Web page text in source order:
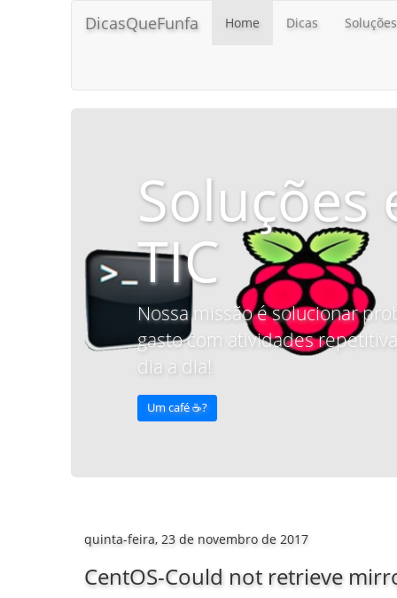
DicasQueFunfa Home Dicas Soluções
Soluções
TIC
Nossa missão é solucionar
gasto com atividades
dia a dia!
Um café ☕️?
quinta-feira, 23 de novembro de 2017
CentOS-Could not retrieve